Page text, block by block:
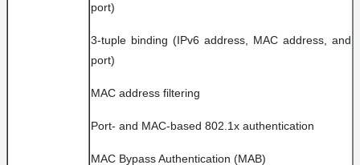
port)
3-tuple binding (IPv6 address, MAC address, and
port)
MAC address filtering
Port- and MAC-based 802.1x authentication
MAC Bypass Authentication (MAB)